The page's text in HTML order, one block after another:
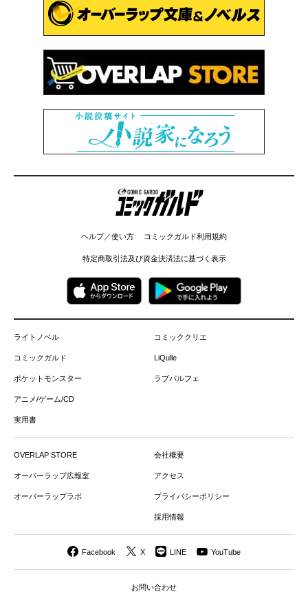
コミックガルド
ヘルプ／使い方 コミックガルド利用規約
特定商取引法及び資金決済法に基づく表示
ライトノベル
コミックガルド
ポケットモンスター
アニメ/ゲーム/CD
実用書
コミッククリエ
LiQulle
ラブパルフェ
OVERLAP STORE
オーバーラップ広報室
オーバーラップラボ
会社概要
アクセス
プライバシーポリシー
採用情報
Facebook X LINE YouTube
お問い合わせ